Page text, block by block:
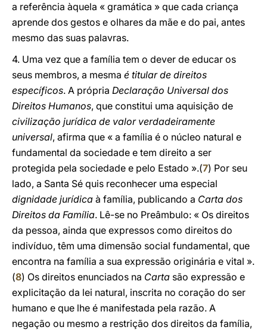
a referência àquela « gramática » que cada criança
aprende dos gestos e olhares da mãe e do pai, antes
mesmo das suas palavras.
4. Uma vez que a família tem o dever de educar os
seus membros, a mesma é titular de direitos
específicos. A própria Declaração Universal dos
Direitos Humanos, que constitui uma aquisição de
civilização jurídica de valor verdadeiramente
universal, afirma que « a família é o núcleo natural e
fundamental da sociedade e tem direito a ser
protegida pela sociedade e pelo Estado ».(7) Por seu
lado, a Santa Sé quis reconhecer uma especial
dignidade jurídica à família, publicando a Carta dos
Direitos da Família. Lê-se no Preâmbulo: « Os direitos
da pessoa, ainda que expressos como direitos do
indivíduo, têm uma dimensão social fundamental, que
encontra na família a sua expressão originária e vital ».
(8) Os direitos enunciados na Carta são expressão e
explicitação da lei natural, inscrita no coração do ser
humano e que lhe é manifestada pela razão. A
negação ou mesmo a restrição dos direitos da família,